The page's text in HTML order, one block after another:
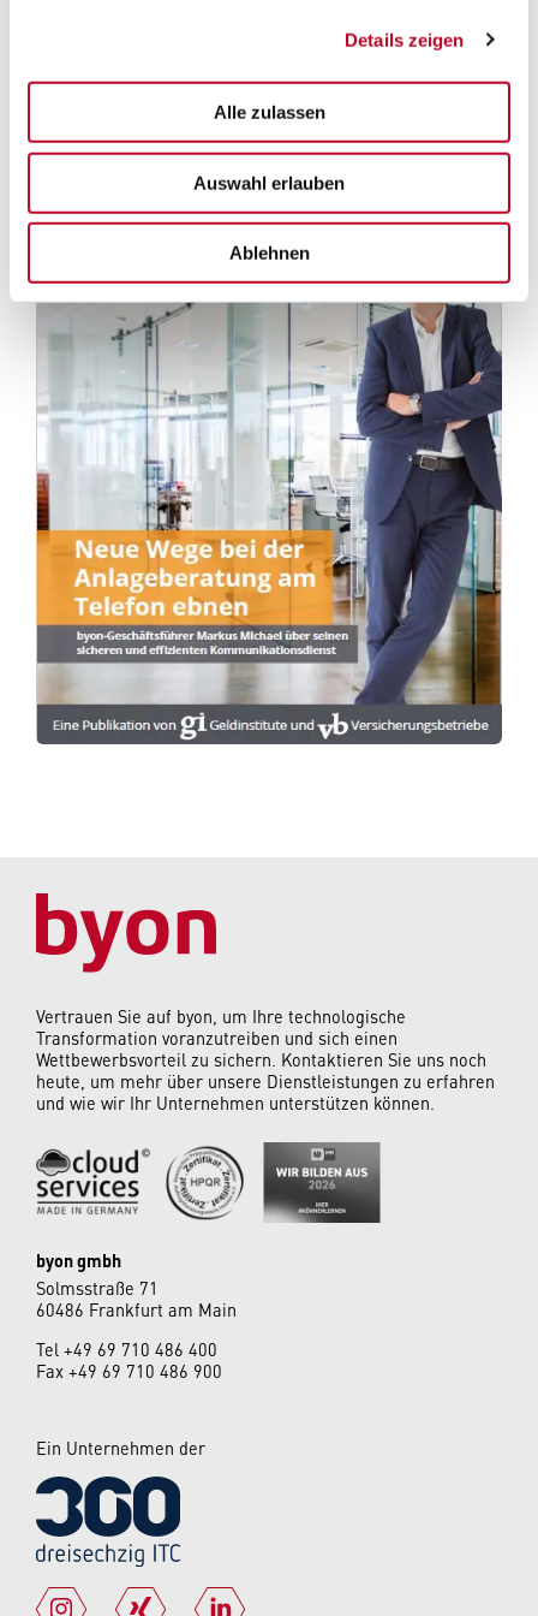
Details zeigen
Alle zulassen
Auswahl erlauben
Ablehnen
stolz, dass sich der Kunde bei der Umsetzung der EU-
Richtlinie nun für unsere Lösung entschieden hat.“
Vertrauen Sie auf byon, um Ihre technologische
Transformation voranzutreiben und sich einen
Wettbewerbsvorteil zu sichern. Kontaktieren Sie uns noch
heute, um mehr über unsere Dienstleistungen zu erfahren
und wie wir Ihr Unternehmen unterstützen können.
byon gmbh
Solmsstraße 71
60486 Frankfurt am Main
Tel +49 69 710 486 400
Fax +49 69 710 486 900
Ein Unternehmen der